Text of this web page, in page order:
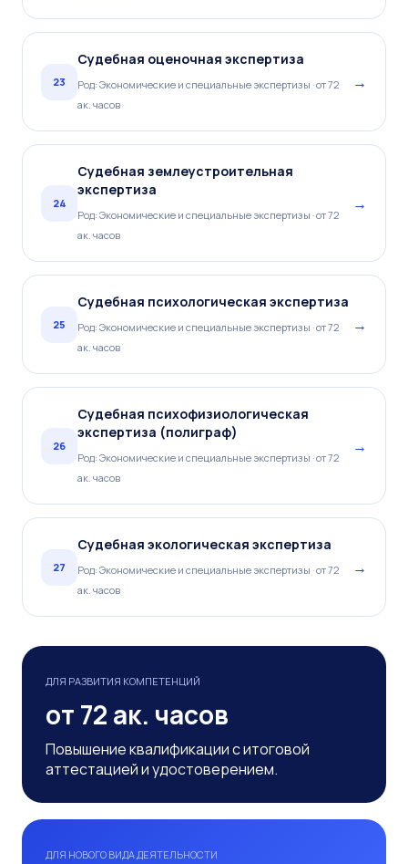
23
Судебная оценочная экспертиза
Род: Экономические и специальные экспертизы · от 72
ак. часов
→
24
Судебная землеустроительная
экспертиза
Род: Экономические и специальные экспертизы · от 72
ак. часов
→
25
Судебная психологическая экспертиза
Род: Экономические и специальные экспертизы · от 72
ак. часов
→
26
Судебная психофизиологическая
экспертиза (полиграф)
Род: Экономические и специальные экспертизы · от 72
ак. часов
→
27
Судебная экологическая экспертиза
Род: Экономические и специальные экспертизы · от 72
ак. часов
→
ДЛЯ РАЗВИТИЯ КОМПЕТЕНЦИЙ
от 72 ак. часов
Повышение квалификации с итоговой
аттестацией и удостоверением.
ДЛЯ НОВОГО ВИДА ДЕЯТЕЛЬНОСТИ